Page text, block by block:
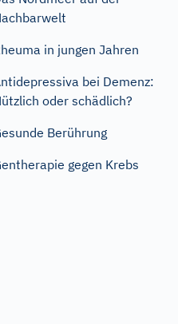
in jungen Jahren
bei Demenz:
oder schädlich?
Berührung
gegen Krebs